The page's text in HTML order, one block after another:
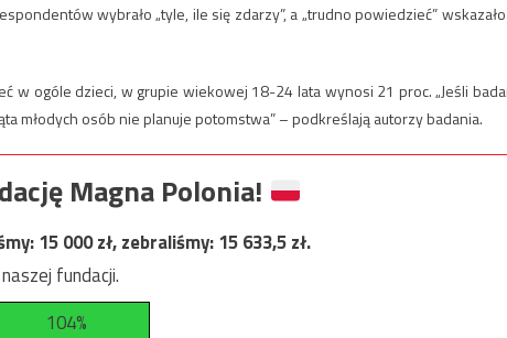
wybrało „tyle, ile się zdarzy”, a „trudno powiedzieć”
w ogóle dzieci, w grupie wiekowej 18-24 lata wynosi 21 proc. „Jeśli
młodych osób nie planuje potomstwa” – podkreślają autorzy badania.
Magna Polonia!
15 000zł, zebraliśmy:15 633,5zł.
fundacji.
104%